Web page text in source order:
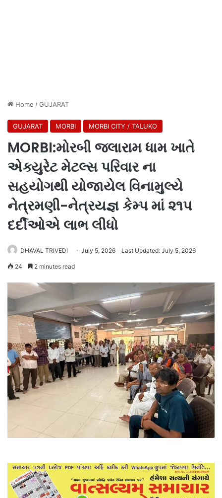
Home /GUJARAT
GUJARAT MORBI MORBI CITY / TALUKO
MORBI:મોરબી જલારામ ધામ ખાતે
એક્યુરેટ મેટલ્સ પરિવાર ના
સહયોગથી યોજાયેલ વિનામુલ્યે
નેત્રમણી-નેત્રયજ્ઞ કેમ્પ માં ૨૧૫
દર્દીઓએ લાભ લીધો
DHAVAL TRIVEDI July 5, 2026 Last Updated: July 5, 2026
24 2 minutes read